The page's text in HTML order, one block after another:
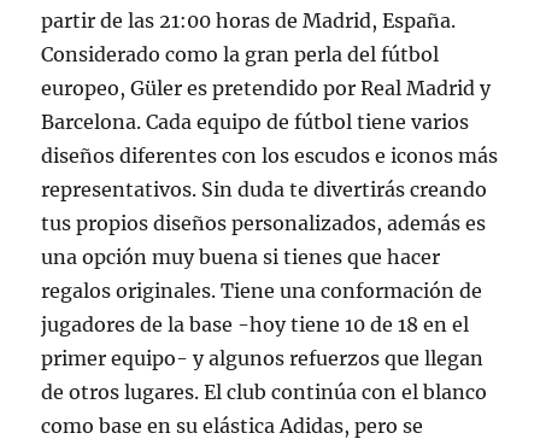
partir de las 21:00 horas de Madrid, España.
Considerado como la gran perla del fútbol
europeo, Güler es pretendido por Real Madrid y
Barcelona. Cada equipo de fútbol tiene varios
diseños diferentes con los escudos e iconos más
representativos. Sin duda te divertirás creando
tus propios diseños personalizados, además es
una opción muy buena si tienes que hacer
regalos originales. Tiene una conformación de
jugadores de la base -hoy tiene 10 de 18 en el
primer equipo- y algunos refuerzos que llegan
de otros lugares. El club continúa con el blanco
como base en su elástica Adidas, pero se